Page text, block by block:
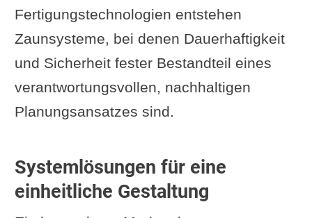
Fertigungstechnologien entstehen
Zaunsysteme, bei denen Dauerhaftigkeit
und Sicherheit fester Bestandteil eines
verantwortungsvollen, nachhaltigen
Planungsansatzes sind.
Systemlösungen für eine
einheitliche Gestaltung